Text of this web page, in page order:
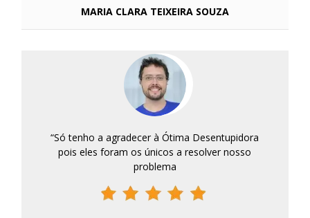
MARIA CLARA TEIXEIRA SOUZA
“Só tenho a agradecer à Ótima Desentupidora
pois eles foram os únicos a resolver nosso
problema